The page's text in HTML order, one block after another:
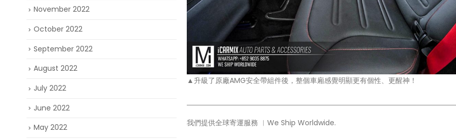
▲升級了原廠AMG安全帶組件後，整個車廂感覺明顯更有個性、更醒神！
我們提供全球寄運服務 ︳We Ship Worldwide.
November 2022
October 2022
September 2022
August 2022
July 2022
June 2022
May 2022